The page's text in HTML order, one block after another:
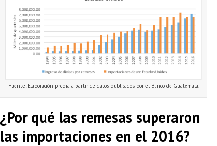
Fuente: Elaboración propia a partir de datos publicados por el Banco de Guatemala.
¿Por qué las remesas superaron
las importaciones en el 2016?